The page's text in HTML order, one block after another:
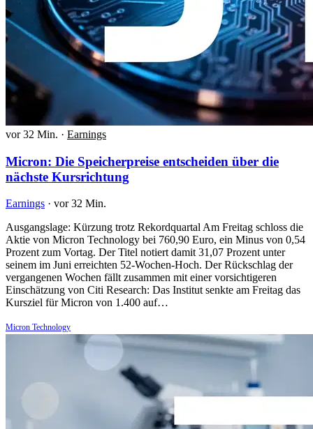
vor 32 Min. · Earnings
Micron: Die Speicherpreise entscheiden über die
nächste Kursrichtung
Earnings · vor 32 Min.
Ausgangslage: Kürzung trotz Rekordquartal Am Freitag schloss die
Aktie von Micron Technology bei 760,90 Euro, ein Minus von 0,54
Prozent zum Vortag. Der Titel notiert damit 31,07 Prozent unter
seinem im Juni erreichten 52-Wochen-Hoch. Der Rückschlag der
vergangenen Wochen fällt zusammen mit einer vorsichtigeren
Einschätzung von Citi Research: Das Institut senkte am Freitag das
Kursziel für Micron von 1.400 auf…
Micron Technology